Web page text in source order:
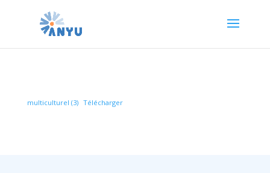
multiculturel (3) Télécharger